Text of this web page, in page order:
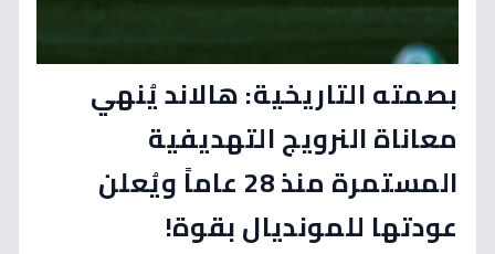
بصمته التاريخية: هالاند يُنهي
معاناة النرويج التهديفية
المستمرة منذ 28 عاماً ويُعلن
عودتها للمونديال بقوة!